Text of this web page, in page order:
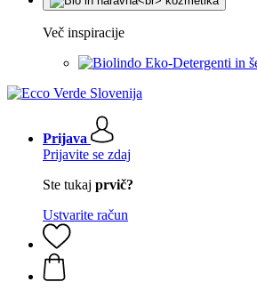
Več inspiracije
Eko-Detergenti in
Prijava
Prijavite se zdaj
Ste tukaj prvič?
Ustvarite račun